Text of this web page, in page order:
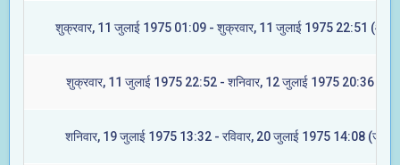
शुक्रवार, 11 जुलाई 1975 01:09 - शुक्रवार, 11 जुलाई 1975 22:51
शुक्रवार, 11 जुलाई 1975 22:52 - शनिवार, 12 जुलाई 1975 20:36
शनिवार, 19 जुलाई 1975 13:32 - रविवार, 20 जुलाई 1975 14:08